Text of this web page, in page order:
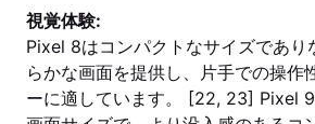
視覚体験:
Pixel 8はコンパクトなサイズであり
らかな画面を提供し、片手での操作
ーに適しています。 [22, 23] Pixel